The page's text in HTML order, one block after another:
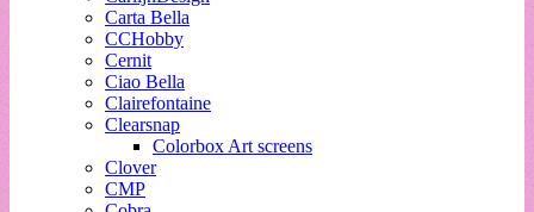
Carta Bella
CCHobby
Cernit
Ciao Bella
Clairefontaine
Clearsnap
Colorbox Art screens
Clover
CMP